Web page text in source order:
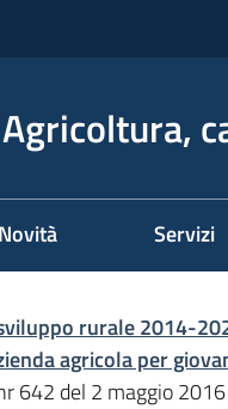
Agricoltura,
Novità Servizi
rurale 2014-
agricola per
642 del 2 maggio 2016